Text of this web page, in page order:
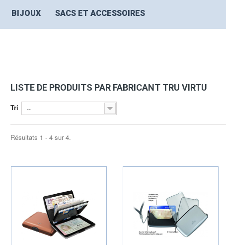
BIJOUX SACS ET ACCESSOIRES
LISTE DE PRODUITS PAR FABRICANT TRU VIRTU
Tri --
Résultats 1 - 4 sur 4.